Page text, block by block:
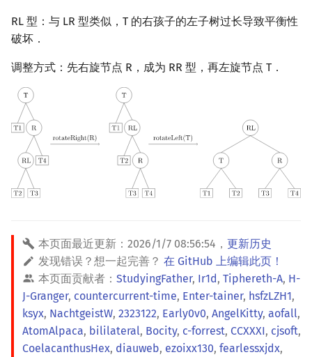
RL 型：与 LR 型类似，T 的右孩子的左子树过长导致平衡性
破坏．
调整方式：先右旋节点 R，成为 RR 型，再左旋节点 T．
本页面最近更新： 2026/1/7 08:56:54 ， 更新历史
发现错误？想一起完善？ 在 GitHub 上编辑此页！
本页面贡献者： StudyingFather, Ir1d, Tiphereth-A, H-
J-Granger, countercurrent-time, Enter-tainer, hsfzLZH1,
ksyx, NachtgeistW, 2323122, Early0v0, AngelKitty, aofall,
AtomAlpaca, bililateral, Bocity, c-forrest, CCXXXI, cjsoft,
CoelacanthusHex, diauweb, ezoixx130, fearlessxjdx,